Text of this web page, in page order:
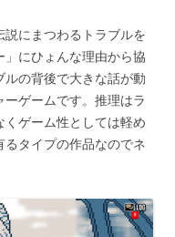
にまつわるトラブルを
にひょんな理由から協
の背後で大きな話が動
ゲームです。推理はラ
ゲーム性としては軽め
タイプの作品なのでネ